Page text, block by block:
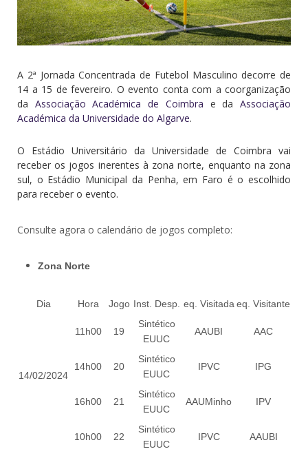
A 2ª Jornada Concentrada de Futebol Masculino decorre de
14 a 15 de fevereiro. O evento conta com a coorganização
da Associação Académica de Coimbra e daAssociação
Académica da Universidade do Algarve.
O Estádio Universitário da Universidade de Coimbra vai
receber os jogos inerentes à zona norte, enquanto na zona
sul, o Estádio Municipal da Penha, em Faro é o escolhido
para receber o evento.
Consulte agora o calendário de jogos completo:
Zona Norte
Dia Hora Jogo Inst. Desp. eq. Visitada eq. Visitante
14/02/2024
11h00 19
Sintético
EUUC
AAUBI AAC
14h00 20
Sintético
EUUC
IPVC IPG
16h00 21
Sintético
EUUC
AAUMinho IPV
10h00 22
Sintético
EUUC
IPVC AAUBI